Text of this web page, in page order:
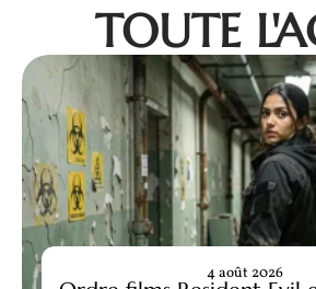
TOUTE
4 août 2026